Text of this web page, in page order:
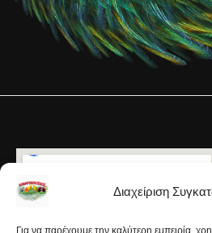
Διαχείριση
Για να παρέχουμε την καλύτερη εμπειρία,